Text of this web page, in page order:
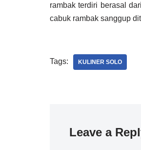
rambak terdiri berasal
cabuk rambak sanggup
Tags: KULINER SOLO
Leave a